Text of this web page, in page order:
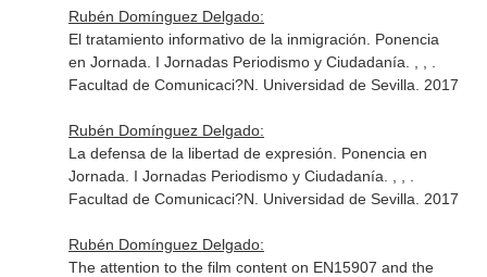
Rubén Domínguez Delgado:
El tratamiento informativo de la inmigración. Ponencia
en Jornada. I Jornadas Periodismo y Ciudadanía. , , .
Facultad de Comunicaci?N. Universidad de Sevilla. 2017
Rubén Domínguez Delgado:
La defensa de la libertad de expresión. Ponencia en
Jornada. I Jornadas Periodismo y Ciudadanía. , , .
Facultad de Comunicaci?N. Universidad de Sevilla. 2017
Rubén Domínguez Delgado:
The attention to the film content on EN15907 and the